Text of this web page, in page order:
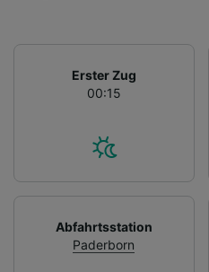
Erster Zug
00:15
Abfahrtsstation
Paderborn